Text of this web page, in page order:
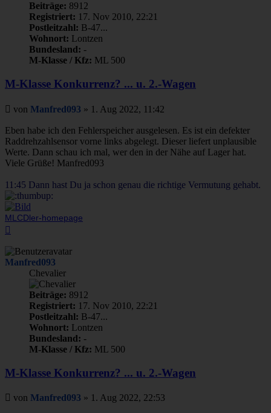
Beiträge: 8912
Registriert: 17. Nov 2010, 22:21
Postleitzahl: B-47...
Wohnort: Lontzen
Bundesland: -
M-Klasse / Kfz: ML 500
M-Klasse Konkurrenz? ... u. 2.-Wagen
Beitrag
von Manfred093 » 1. Aug 2022, 11:42
Eben habe ich den Fehlerspeicher ausgelesen. Es ist ein defekter
Raddrehzahlsensor vorne links abgelegt. Dieser liefert unplausible
Werte. Dann schau ich mal, wer den in der Nähe auf Lager hat.
Viele Grüße! Manfred093
11:45 Dann hast Du ja schon genau die richtige Vermutung gehabt.
MLCDler-homepage
Manfred093
Chevalier
Beiträge: 8912
Registriert: 17. Nov 2010, 22:21
Postleitzahl: B-47...
Wohnort: Lontzen
Bundesland: -
M-Klasse / Kfz: ML 500
M-Klasse Konkurrenz? ... u. 2.-Wagen
Beitrag
von Manfred093 » 1. Aug 2022, 22:53